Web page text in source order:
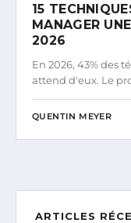
15
MANAGER
2026
En 2026, 43% des
attend d'eux. Le
QUENTIN MEYER
ARTICLES